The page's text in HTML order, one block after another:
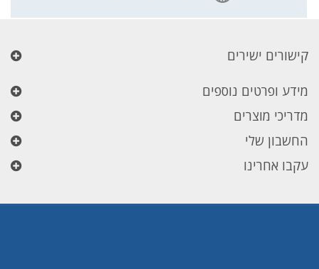
קישורים ישירים
מידע ופרטים נוספים
מדריכי מוצרים
החשבון שלי
עקבו אחרינו